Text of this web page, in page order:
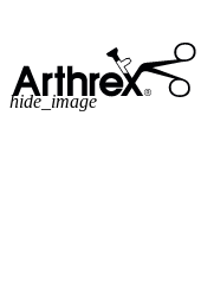
hide_image